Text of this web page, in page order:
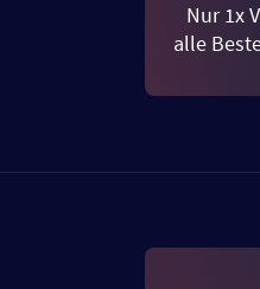
Nur 1x
alle